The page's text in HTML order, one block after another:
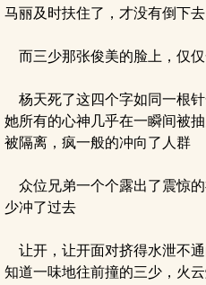
马丽及时扶住了，才没有倒下
而三少那张俊美的脸上，仅仅
杨天死了这四个字如同一根针
她所有的心神几乎在一瞬间被
被隔离，疯一般的冲向了人群
众位兄弟一个个露出了震惊
少冲了过去
让开，让开面对挤得水泄不
知道一味地往前撞的三少，火